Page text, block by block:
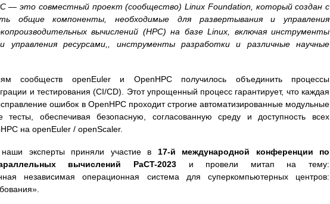
— это совместный проект (сообщество) Linux Foundation, который создан с
общие компоненты, необходимые для развертывания и управления
вычислений (HPC) на базе Linux, включая инструменты
управления ресурсами,, инструменты разработки и различные научные
сообществ openEuler и OpenHPC получилось объединить процессы
и тестирования (CI/CD). Этот упрощенный процесс гарантирует, что каждая
ошибок в OpenHPC проходит строгие автоматизированные модульные
тесты, обеспечивая безопасную, согласованную среду и доступность всех
на openEuler / openScaler.
эксперты приняли участие в 17-й международной конференции по
вычислений PaCT-2023и провели митап на тему:
независимая операционная система для суперкомпьютерных центров: